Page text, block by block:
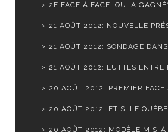
2E FACE À FACE: QUI A
21 AOÛT 2012: NOUVELLE
21 AOÛT 2012: SONDAGE
21 AOÛT 2012: LUTTES ENTRE
20 AOÛT 2012: PREMIER FACE
20 AOÛT 2012: ET SI LE
20 AOÛT 2012: MODÈLE MIS-